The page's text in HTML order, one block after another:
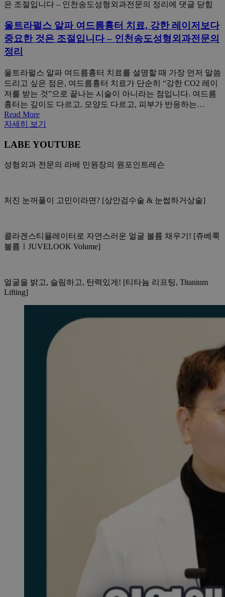
은 조절입니다 – 인천송도성형외과전문의 정리 에 댓글 닫힘
울트라펄스 알파 여드름흉터 치료, 강한 레이저보다
중요한 것은 조절입니다 – 인천송도성형외과전문의
정리
울트라펄스 알파 여드름흉터 치료를 설명할 때 가장 먼저 말씀
드리고 싶은 점은, 여드름흉터 치료가 단순히 “강한 CO2 레이
저를 받는 것”으로 끝나는 시술이 아니라는 점입니다. 여드름
흉터는 깊이도 다르고, 모양도 다르고, 피부가 반응하는…
Read More
자세히 보기
LABE YOUTUBE
성형외과 전문의 라베 민원장의 원포인트레슨
처진 눈꺼풀이 고민이라면? [상안검수술 & 눈썹하거상술]
콜라겐스티뮬레이터로 자연스러운 얼굴 볼륨 채우기! [쥬베룩
볼륨ㅣJUVELOOK Volume]
얼굴을 밝고, 슬림하고, 탄력있게! [티타늄 리프팅, Titanium
Lifting]